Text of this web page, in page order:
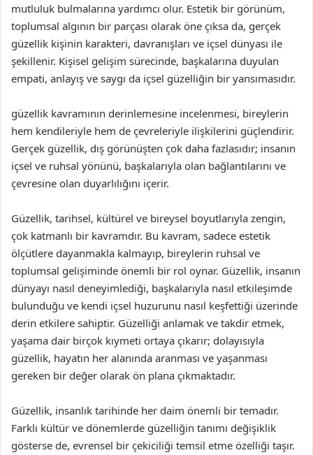
mutluluk bulmalarına yardımcı olur. Estetik bir görünüm,
toplumsal algının bir parçası olarak öne çıksa da, gerçek
güzellik kişinin karakteri, davranışları ve içsel dünyası ile
şekillenir. Kişisel gelişim sürecinde, başkalarına duyulan
empati, anlayış ve saygı da içsel güzelliğin bir yansımasıdır.
güzellik kavramının derinlemesine incelenmesi, bireylerin
hem kendileriyle hem de çevreleriyle ilişkilerini güçlendirir.
Gerçek güzellik, dış görünüşten çok daha fazlasıdır; insanın
içsel ve ruhsal yönünü, başkalarıyla olan bağlantılarını ve
çevresine olan duyarlılığını içerir.
Güzellik, tarihsel, kültürel ve bireysel boyutlarıyla zengin,
çok katmanlı bir kavramdır. Bu kavram, sadece estetik
ölçütlere dayanmakla kalmayıp, bireylerin ruhsal ve
toplumsal gelişiminde önemli bir rol oynar. Güzellik, insanın
dünyayı nasıl deneyimlediği, başkalarıyla nasıl etkileşimde
bulunduğu ve kendi içsel huzurunu nasıl keşfettiği üzerinde
derin etkilere sahiptir. Güzelliği anlamak ve takdir etmek,
yaşama dair birçok kıymeti ortaya çıkarır; dolayısıyla
güzellik, hayatın her alanında aranması ve yaşanması
gereken bir değer olarak ön plana çıkmaktadır.
Güzellik, insanlık tarihinde her daim önemli bir temadır.
Farklı kültür ve dönemlerde güzelliğin tanımı değişiklik
gösterse de, evrensel bir çekiciliği temsil etme özelliği taşır.